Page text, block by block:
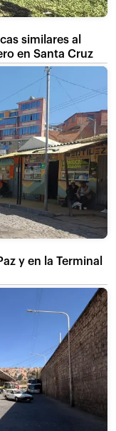
similares al
en Santa Cruz
y en la Terminal